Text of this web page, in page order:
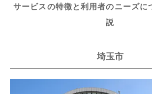
サービスの特徴と利用者のニーズに
説
埼玉市